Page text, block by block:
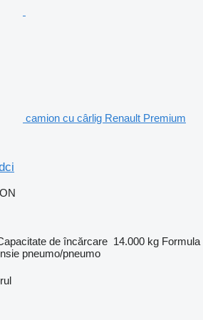
camion cu cârlig Renault Premium
de încărcare 14.000 kg Formula
pneumo/pneumo